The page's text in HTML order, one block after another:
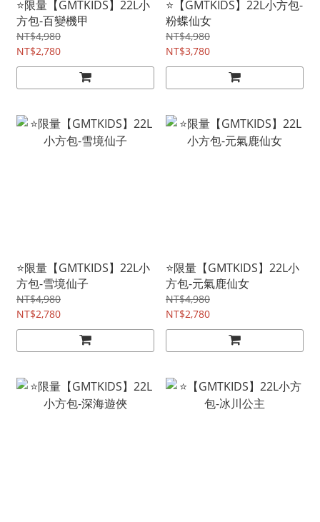
⭐限量【GMTKIDS】22L小
方包-百變機甲
NT$4,980
NT$2,780
⭐【GMTKIDS】22L小方包-
粉蝶仙女
NT$4,980
NT$3,780
⭐限量【GMTKIDS】22L小
方包-雪境仙子
NT$4,980
NT$2,780
⭐限量【GMTKIDS】22L小
方包-元氣鹿仙女
NT$4,980
NT$2,780